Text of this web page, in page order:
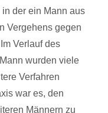
der ein Mann aus
Vergehens gegen
Im Verlauf des
wurden viele
Verfahren
war es, den
Männern zu